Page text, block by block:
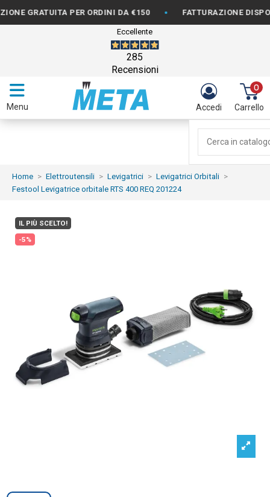
PER ORDINI DA €150 • FATTURAZIONE DISPONIBILE
Eccellente
285
Recensioni
Menu Accedi
0
Carrello
Home Elettroutensili Levigatrici
Levigatrici Orbitali
Festool Levigatrice orbitale RTS 400 REQ 201224
IL PIÙ SCELTO!
-5%